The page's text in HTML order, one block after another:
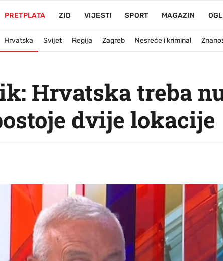
PRETPLATA ZID VIJESTI SPORT MAGAZIN
Hrvatska Svijet Regija Zagreb Nesreće i kriminal
Hrvatska treba
dvije lokacije